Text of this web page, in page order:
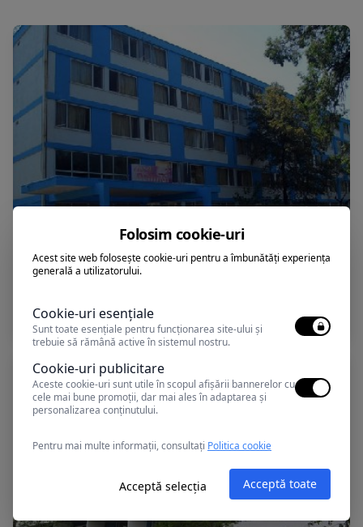
Mamaia, Romania
Folosim cookie-uri
Acest site web folosește cookie-uri pentru a îmbunătăți experiența
generală a utilizatorului.
Cookie-uri esențiale
Sunt toate esențiale pentru funcționarea site-ului și
trebuie să rămână active în sistemul nostru.
Cookie-uri publicitare
Aceste cookie-uri sunt utile în scopul afișării bannerelor cu
cele mai bune promoții, dar mai ales în adaptarea și
personalizarea conținutului.
Pentru mai multe informații, consultați Politica cookie
Acceptă selecția Acceptă toate